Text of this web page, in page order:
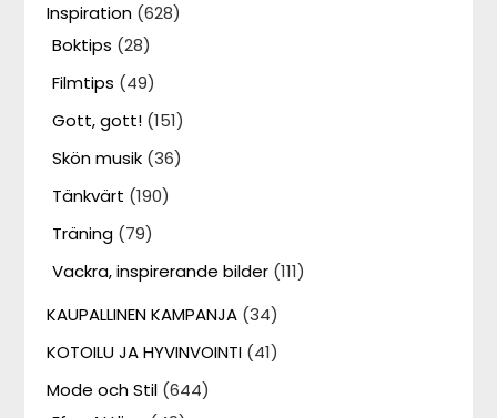
Inspiration (628)
Boktips (28)
Filmtips (49)
Gott, gott! (151)
Skön musik (36)
Tänkvärt (190)
Träning (79)
Vackra, inspirerande bilder (111)
KAUPALLINEN KAMPANJA (34)
KOTOILU JA HYVINVOINTI (41)
Mode och Stil (644)